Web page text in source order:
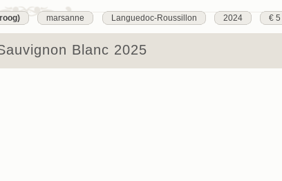
marsanne Languedoc-Roussillon 2024 €
Blanc 2025